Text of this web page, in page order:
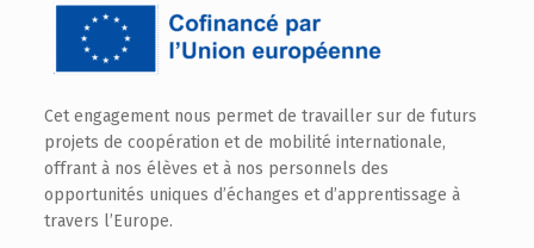
Cet engagement nous permet de travailler sur de futurs
projets de coopération et de mobilité internationale,
offrant à nos élèves et à nos personnels des
opportunités uniques d’échanges et d’apprentissage à
travers l’Europe.